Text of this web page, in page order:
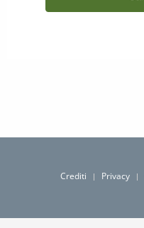
Crediti Privacy